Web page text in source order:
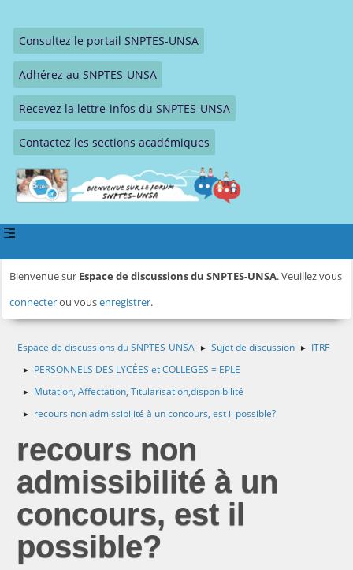
Consultez le portail SNPTES-UNSA
Adhérez au SNPTES-UNSA
Recevez la lettre-infos du SNPTES-UNSA
Contactez les sections académiques
Bienvenue sur Espace de discussions du SNPTES-UNSA. Veuillez vous
connecterou vousenregistrer.
Espace de discussions du SNPTES-UNSA ► Sujet de discussion ► ITRF
► PERSONNELS DES LYCÉES et COLLEGES = EPLE
► Mutation, Affectation, Titularisation,disponibilité
► recours non admissibilité à un concours, est il possible?
recours non
admissibilité à un
concours, est il
possible?